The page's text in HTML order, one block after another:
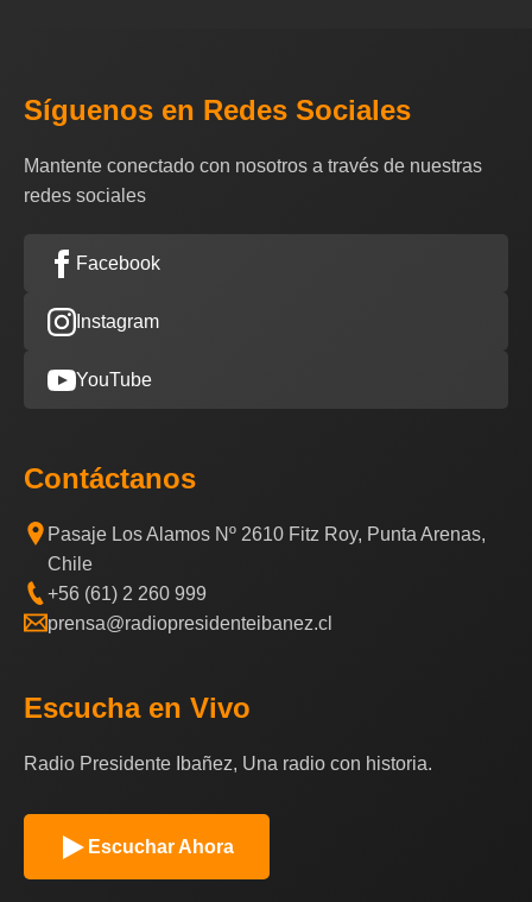
Síguenos en Redes Sociales
Mantente conectado con nosotros a través de nuestras
redes sociales
Facebook
Instagram
YouTube
Contáctanos
Pasaje Los Alamos Nº 2610 Fitz Roy, Punta Arenas,
Chile
+56 (61) 2 260 999
prensa@radiopresidenteibanez.cl
Escucha en Vivo
Radio Presidente Ibañez, Una radio con historia.
Escuchar Ahora